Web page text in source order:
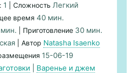
1 | Сложность Легкий
время 40 мин.
| Приготовление 30 мин.
| Автор Natasha Isaenko
15-06-19
Варенье и джем